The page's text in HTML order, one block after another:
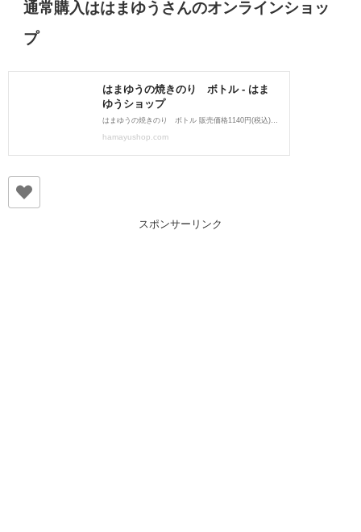
通常購入ははまゆうさんのオンラインショッ
プ
スポンサーリンク